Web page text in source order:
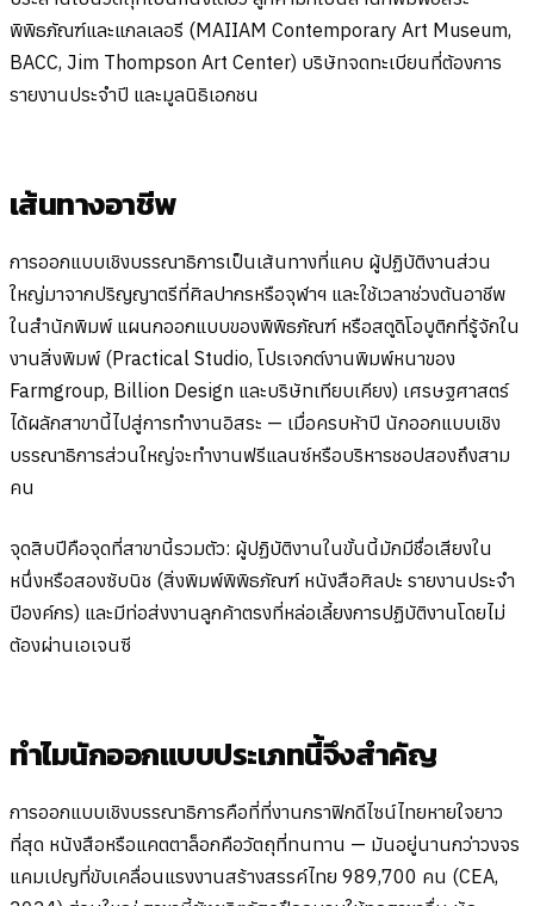
พิพิธภัณฑ์และแกลเลอรี (MAIIAM Contemporary Art Museum,
BACC, Jim Thompson Art Center) บริษัทจดทะเบียนที่ต้องการ
รายงานประจำปี และมูลนิธิเอกชน
เส้นทางอาชีพ
การออกแบบเชิงบรรณาธิการเป็นเส้นทางที่แคบ ผู้ปฏิบัติงานส่วน
ใหญ่มาจากปริญญาตรีที่ศิลปากรหรือจุฬาฯ และใช้เวลาช่วงต้นอาชีพ
ในสำนักพิมพ์ แผนกออกแบบของพิพิธภัณฑ์ หรือสตูดิโอบูติกที่รู้จักใน
งานสิ่งพิมพ์ (Practical Studio, โปรเจกต์งานพิมพ์หนาของ
Farmgroup, Billion Design และบริษัทเทียบเคียง) เศรษฐศาสตร์
ได้ผลักสาขานี้ไปสู่การทำงานอิสระ — เมื่อครบห้าปี นักออกแบบเชิง
บรรณาธิการส่วนใหญ่จะทำงานฟรีแลนซ์หรือบริหารชอปสองถึงสาม
คน
จุดสิบปีคือจุดที่สาขานี้รวมตัว: ผู้ปฏิบัติงานในขั้นนี้มักมีชื่อเสียงใน
หนึ่งหรือสองซับนิช (สิ่งพิมพ์พิพิธภัณฑ์ หนังสือศิลปะ รายงานประจำ
ปีองค์กร) และมีท่อส่งงานลูกค้าตรงที่หล่อเลี้ยงการปฏิบัติงานโดยไม่
ต้องผ่านเอเจนซี
ทำไมนักออกแบบประเภทนี้จึงสำคัญ
การออกแบบเชิงบรรณาธิการคือที่ที่งานกราฟิกดีไซน์ไทยหายใจยาว
ที่สุด หนังสือหรือแคตตาล็อกคือวัตถุที่ทนทาน — มันอยู่นานกว่าวงจร
แคมเปญที่ขับเคลื่อนแรงงานสร้างสรรค์ไทย 989,700 คน (CEA,